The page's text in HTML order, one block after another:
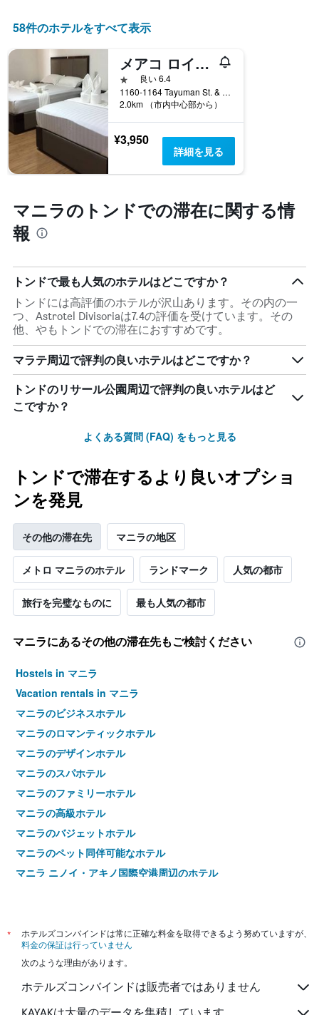
表
1​
本
は、
室
の
平
均
金
を
表
し
ま
す
表
し
て
す
表
の
X
本
日
を
表
い
ま
す。
表
の
Y
軸
1​
本
は、
客
料
金
を
表
し
て
い
ま
す
58件のホテルをすべて表示
メアコ ロイヤル ホテル タユマン
1つ星良い 6.4
1160-1164 Tayuman St. & Antonio Rivera, マニラ, フィリピン
2.0km （市内中心部から）
¥3,950
詳細を見る
マニラのトンドでの滞在に関する情
報
トンドで最も人気のホテルはどこですか？
トンドには高評価のホテルが沢山あります。その内の一
つ、Astrotel Divisoriaは7.4の評価を受けています。その
他、やもトンドでの滞在におすすめです。
マラテ周辺で評判の良いホテルはどこですか？
トンドのリサール公園周辺で評判の良いホテルはど
こですか？
よくある質問 (FAQ) をもっと見る
トンドで滞在するより良いオプショ
ンを発見
その他の滞在先 マニラの地区
メトロ マニラのホテル ランドマーク 人気の都市
旅行を完璧なものに 最も人気の都市
マニラ​にあるその他の滞在先もご検討ください
Hostels in マニラ
Vacation rentals in マニラ
マニラのビジネスホテル
マニラのロマンティックホテル
マニラのデザインホテル
マニラのスパホテル
マニラのファミリーホテル
マニラの高級ホテル
マニラのバジェットホテル
マニラのペット同伴可能なホテル
マニラ ニノイ・アキノ国際空港周辺のホテル
*
ホテルズコンバインドは常に正確な料金を取得できるよう努めていますが、
料金の保証は行っていません
次のような理由があります。
ホテルズコンバインドは販売者ではありません
KAYAKは大量のデータを集積しています